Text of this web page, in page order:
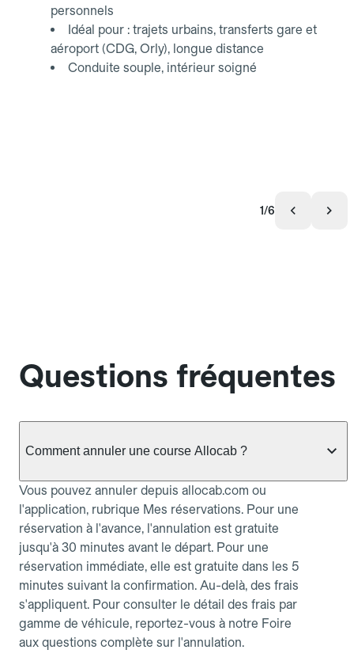
personnels
Idéal pour : trajets urbains, transferts gare et
aéroport (CDG, Orly), longue distance
Conduite souple, intérieur soigné
1/6
Questions fréquentes
Comment annuler une course Allocab ?
Vous pouvez annuler depuis allocab.com ou
l'application, rubrique Mes réservations. Pour une
réservation à l'avance, l'annulation est gratuite
jusqu'à 30 minutes avant le départ. Pour une
réservation immédiate, elle est gratuite dans les 5
minutes suivant la confirmation. Au-delà, des frais
s'appliquent. Pour consulter le détail des frais par
gamme de véhicule, reportez-vous à notre Foire
aux questions complète sur l'annulation.